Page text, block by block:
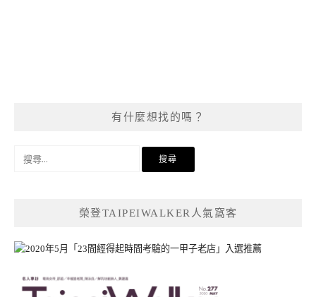
有什麼想找的嗎？
榮登TAIPEIWALKER人氣窩客